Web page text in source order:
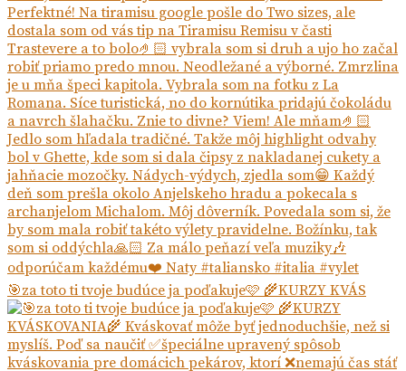
🎯za toto ti tvoje budúce ja poďakuje🩷 🌾KURZY KVÁS